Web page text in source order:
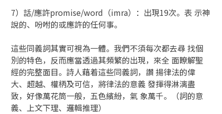
7）話/應許promise/word（imra）：出現19次。表 示神
說的、吩咐的或應許的任何事。
這些同義詞其實可視為一體。我們不須每次都去尋 找個
別的特色，反而應當透過其頻繁的出現，來全 面瞭解聖
經的完整面目。詩人藉着這些同義詞，讚 揚律法的偉
大、超越、權柄及可信，將律法的意義 發揮得淋漓盡
致，好像萬花筒一般，五色繽紛，氣 象萬千。（詞的意
義、上文下理、邏輯推理）